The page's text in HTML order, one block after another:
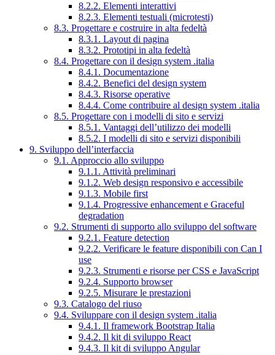
8.2.2. Elementi interattivi
8.2.3. Elementi testuali (microtesti)
8.3. Progettare e costruire in alta fedeltà
8.3.1. Layout di pagina
8.3.2. Prototipi in alta fedeltà
8.4. Progettare con il design system .italia
8.4.1. Documentazione
8.4.2. Benefici del design system
8.4.3. Risorse operative
8.4.4. Come contribuire al design system .italia
8.5. Progettare con i modelli di sito e servizi
8.5.1. Vantaggi dell’utilizzo dei modelli
8.5.2. I modelli di sito e servizi disponibili
9. Sviluppo dell’interfaccia
9.1. Approccio allo sviluppo
9.1.1. Attività preliminari
9.1.2. Web design responsivo e accessibile
9.1.3. Mobile first
9.1.4. Progressive enhancement e Graceful
degradation
9.2. Strumenti di supporto allo sviluppo del software
9.2.1. Feature detection
9.2.2. Verificare le feature disponibili con Can I
use
9.2.3. Strumenti e risorse per CSS e JavaScript
9.2.4. Supporto browser
9.2.5. Misurare le prestazioni
9.3. Catalogo del riuso
9.4. Sviluppare con il design system .italia
9.4.1. Il framework Bootstrap Italia
9.4.2. Il kit di sviluppo React
9.4.3. Il kit di sviluppo Angular